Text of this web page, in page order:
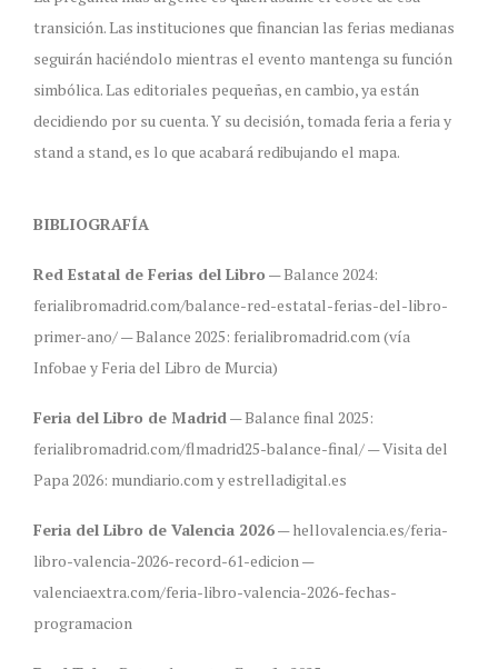
transición. Las instituciones que financian las ferias medianas
seguirán haciéndolo mientras el evento mantenga su función
simbólica. Las editoriales pequeñas, en cambio, ya están
decidiendo por su cuenta. Y su decisión, tomada feria a feria y
stand a stand, es lo que acabará redibujando el mapa.
BIBLIOGRAFÍA
Red Estatal de Ferias del Libro — Balance 2024:
ferialibromadrid.com/balance-red-estatal-ferias-del-libro-
primer-ano/ — Balance 2025: ferialibromadrid.com (vía
Infobae y Feria del Libro de Murcia)
Feria del Libro de Madrid — Balance final 2025:
ferialibromadrid.com/flmadrid25-balance-final/ — Visita del
Papa 2026: mundiario.com y estrelladigital.es
Feria del Libro de Valencia 2026— hellovalencia.es/feria-
libro-valencia-2026-record-61-edicion —
valenciaextra.com/feria-libro-valencia-2026-fechas-
programacion